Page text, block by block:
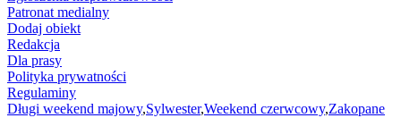
Patronat medialny
Dodaj obiekt
Redakcja
Dla prasy
Polityka prywatności
Regulaminy
Długi weekend majowy,Sylwester,Weekend czerwcowy,Zakopane